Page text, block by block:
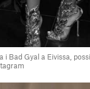
i Bad Gyal a Eivissa,